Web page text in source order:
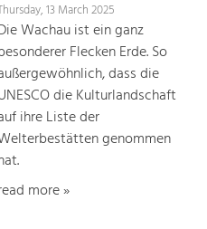
and
13 March 2025
Wachau ist ein ganz
Flecken Erde. So
dass die
die Kulturlandschaft
ihre Liste der
genommen
more »